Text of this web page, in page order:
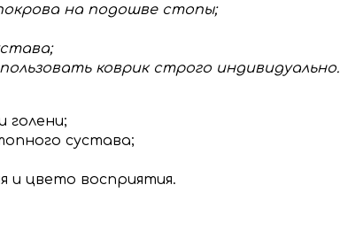
на подошве стопы;
коврик строго индивидуально.
голени;
сустава;
и цвето восприятия.